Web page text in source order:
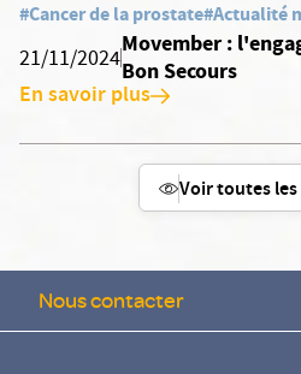
#Cancer de la prostate#Actualité
21/11/2024
Movember :
Bon Secours
En savoir plus
Voir toutes
Nous contacter